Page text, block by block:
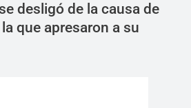
desligó de la causa de
que apresaron a su